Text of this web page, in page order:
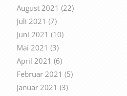
August 2021 (22)
Juli 2021 (7)
Juni 2021 (10)
Mai 2021 (3)
April 2021 (6)
Februar 2021 (5)
Januar 2021 (3)